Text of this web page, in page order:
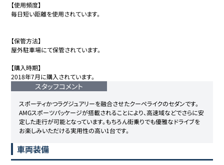
【使用頻度】
毎日短い距離を使用されています。
【保管方法】
屋外駐車場にて保管されています。
【購入時期】
2018年7月に購入されています。
スタッフコメント
スポーティかつラグジュアリーを融合させたクーペライクのセダンです。
AMGスポーツパッケージが搭載されることにより、高速域などでさらに安
定した走行が可能となっています。もちろん街乗りでも優雅なドライブを
お楽しみいただける実用性の高い1台です。
車両装備